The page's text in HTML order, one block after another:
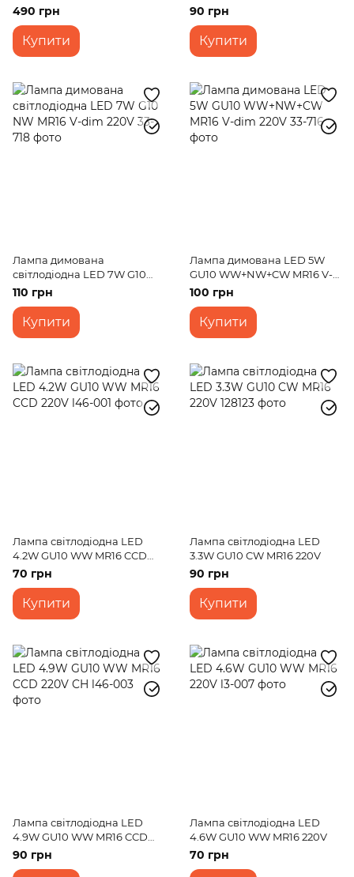
WW AR111 Dim 220V
490 грн
Купити
90 грн
Купити
Лампа димована
світлодіодна LED 7W G10
NW MR16 V-dim 220V
110 грн
Купити
Лампа димована LED 5W
GU10 WW+NW+CW MR16 V-
dim 220V
100 грн
Купити
Лампа світлодіодна LED
4.2W GU10 WW MR16 CCD
220V
70 грн
Купити
Лампа світлодіодна LED
3.3W GU10 CW MR16 220V
90 грн
Купити
Лампа світлодіодна LED
4.9W GU10 WW MR16 CCD
220V CH
90 грн
Лампа світлодіодна LED
4.6W GU10 WW MR16 220V
70 грн